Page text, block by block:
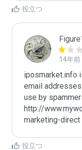
役立つ
14年前
iposmarket.info
email
use by
http://
marketing-direct
役立つ